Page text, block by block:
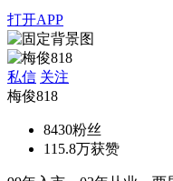
打开APP
私信 关注
梅俊818
8430粉丝
115.8万获赞